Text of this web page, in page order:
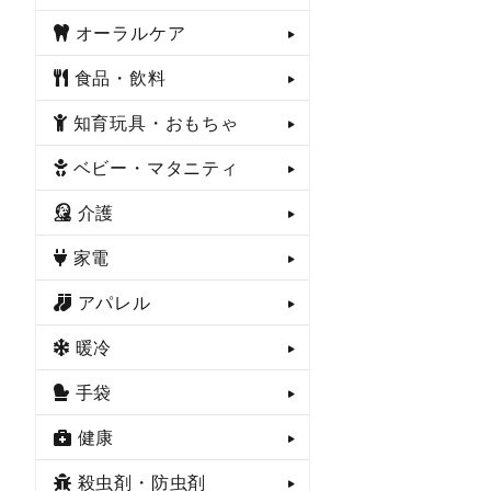
オーラルケア
食品・飲料
知育玩具・おもちゃ
ベビー・マタニティ
介護
家電
アパレル
暖冷
手袋
健康
殺虫剤・防虫剤